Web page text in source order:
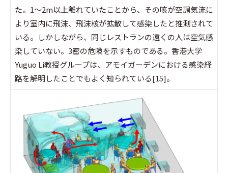
た。1～2m以上離れていたことから、その咳が空調気流に
より室内に飛沫、飛沫核が拡散して感染したと推測されて
いる。しかしながら、同じレストランの遠くの人は空気感
染していない。3密の危険を示すものである。香港大学
Yuguo Li教授グループは、アモイガーデンにおける感染経
路を解明したことでもよく知られている[15]。